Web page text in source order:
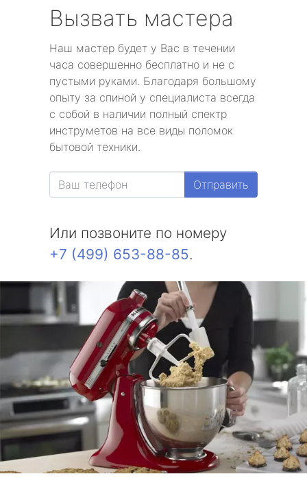
Вызвать мастера
Наш мастер будет у Вас в течении
часа совершенно бесплатно и не с
пустыми руками. Благодаря большому
опыту за спиной у специалиста всегда
с собой в наличии полный спектр
инструметов на все виды поломок
бытовой техники.
Отправить
Или позвоните по номеру
+7 (499) 653-88-85.